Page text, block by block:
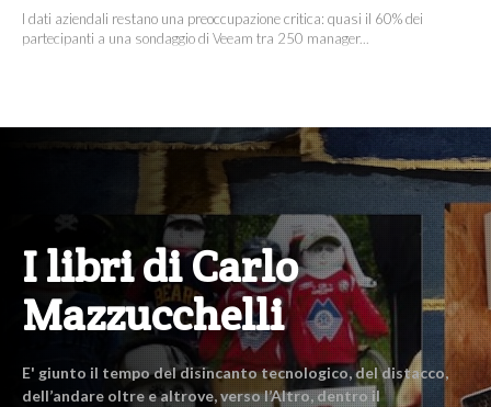
I dati aziendali restano una preoccupazione critica: quasi il 60% dei
partecipanti a una sondaggio di Veeam tra 250 manager...
I libri di Carlo
Mazzucchelli
E' giunto il tempo del disincanto tecnologico, del distacco,
dell’andare oltre e altrove, verso l’Altro, dentro il